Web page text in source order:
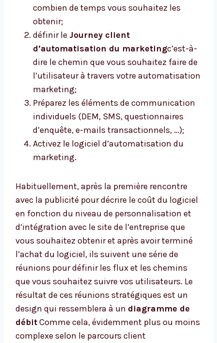
combien de temps vous souhaitez les
obtenir;
définir le Journey client
d’automatisation du marketingc’est-à-
dire le chemin que vous souhaitez faire de
l’utilisateur à travers votre automatisation
marketing;
Préparez les éléments de communication
individuels (DEM, SMS, questionnaires
d’enquête, e-mails transactionnels, …);
Activez le logiciel d’automatisation du
marketing.
Habituellement, après la première rencontre
avec la publicité pour décrire le coût du logiciel
en fonction du niveau de personnalisation et
d’intégration avec le site de l’entreprise que
vous souhaitez obtenir et après avoir terminé
l’achat du logiciel, ils suivent une série de
réunions pour définir les flux et les chemins
que vous souhaitez suivre vos utilisateurs. Le
résultat de ces réunions stratégiques est un
design qui ressemblera à un diagramme de
débitComme cela, évidemment plus ou moins
complexe selon le parcours client